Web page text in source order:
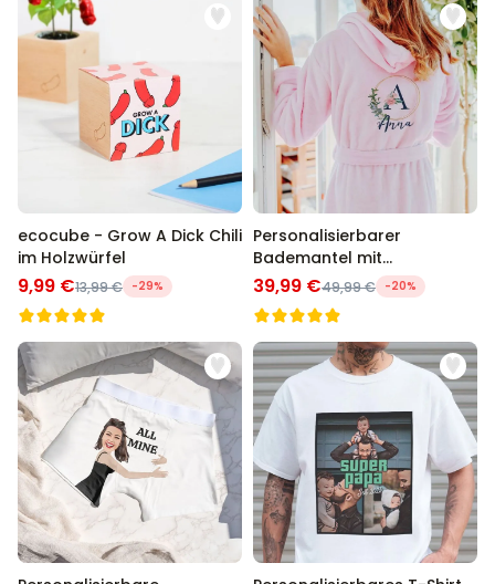
ecocube - Grow A Dick Chili
im Holzwürfel
9,99 €13,99 € -29%
Personalisierbarer
Bademantel mit
Monogramm im
Blumenmuster
39,99 €49,99 € -20%